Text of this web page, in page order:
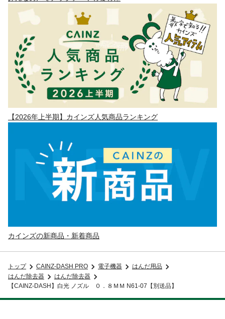
【2026年上半期】カインズ人気商品ランキング
カインズの新商品・新着商品
トップ CAINZ-DASH PRO 電子機器
はんだ用品
はんだ除去器
はんだ除去器
【CAINZ-DASH】白光 ノズル ０．８ＭＭ N61-07【別送品】